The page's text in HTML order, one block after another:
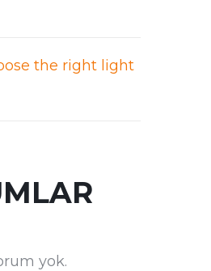
the right light
yok.